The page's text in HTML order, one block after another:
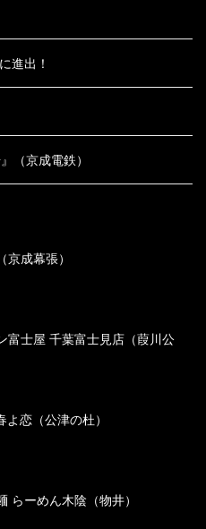
進出！
（京成電鉄）
京成幕張）
富士屋 千葉富士見店（葭川公
よ恋（公津の杜）
らーめん木陰（物井）